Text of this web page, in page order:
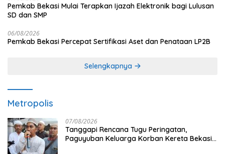
Pemkab Bekasi Mulai Terapkan Ijazah Elektronik bagi Lulusan
SD dan SMP
06/08/2026
Pemkab Bekasi Percepat Sertifikasi Aset dan Penataan LP2B
Selengkapnya
Metropolis
07/08/2026
Tanggapi Rencana Tugu Peringatan,
Paguyuban Keluarga Korban Kereta Bekasi